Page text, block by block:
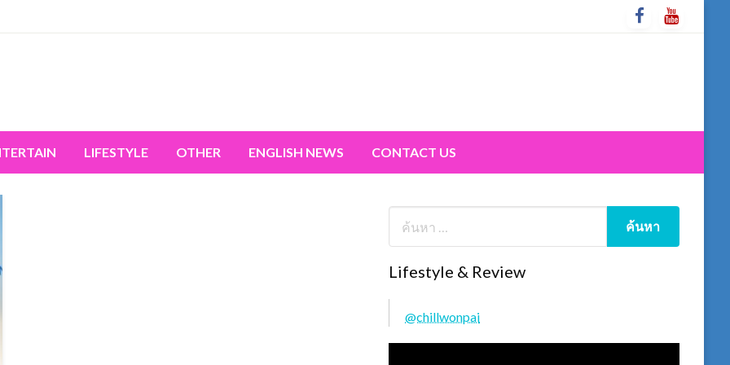
LIFESTYLE OTHER ENGLISH NEWS CONTACT US
Lifestyle & Review
@chillwonpai